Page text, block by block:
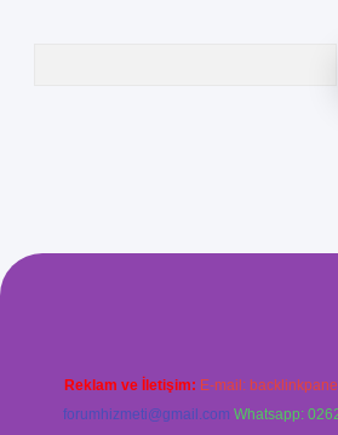
Reklam ve İletişim: E-mail:
forumhizmeti@gmail.com Whatsapp: